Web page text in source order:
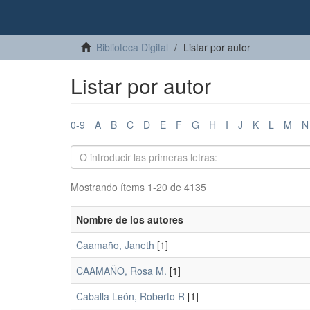
Biblioteca Digital Listar por autor
Listar por autor
0-9 A B C D E F G H I J K L M N
Mostrando ítems 1-20 de 4135
Nombre de los autores
Caamaño, Janeth [1]
CAAMAÑO, Rosa M. [1]
Caballa León, Roberto R [1]